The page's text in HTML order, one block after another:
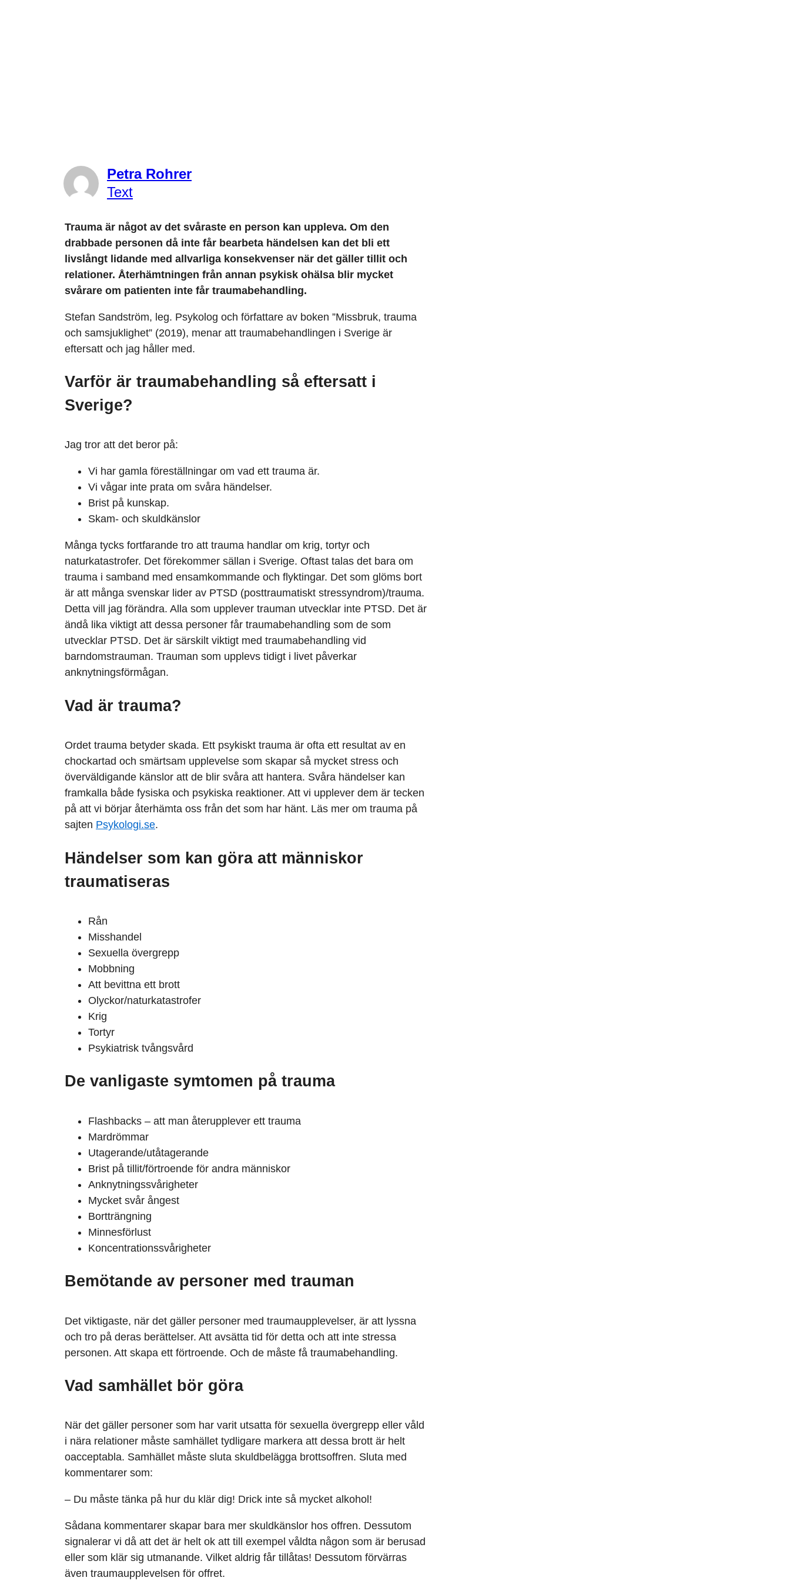
Petra Rohrer
Text
Trauma är något av det svåraste en person kan uppleva. Om den
drabbade personen då inte får bearbeta händelsen kan det bli ett
livslångt lidande med allvarliga konsekvenser när det gäller tillit och
relationer. Återhämtningen från annan psykisk ohälsa blir mycket
svårare om patienten inte får traumabehandling.
Stefan Sandström, leg. Psykolog och författare av boken ”Missbruk, trauma
och samsjuklighet” (2019), menar att traumabehandlingen i Sverige är
eftersatt och jag håller med.
Varför är traumabehandling så eftersatt i
Sverige?
Jag tror att det beror på:
Vi har gamla föreställningar om vad ett trauma är.
Vi vågar inte prata om svåra händelser.
Brist på kunskap.
Skam- och skuldkänslor
Många tycks fortfarande tro att trauma handlar om krig, tortyr och
naturkatastrofer. Det förekommer sällan i Sverige. Oftast talas det bara om
trauma i samband med ensamkommande och flyktingar. Det som glöms bort
är att många svenskar lider av PTSD (posttraumatiskt stressyndrom)/trauma.
Detta vill jag förändra. Alla som upplever trauman utvecklar inte PTSD. Det är
ändå lika viktigt att dessa personer får traumabehandling som de som
utvecklar PTSD. Det är särskilt viktigt med traumabehandling vid
barndomstrauman. Trauman som upplevs tidigt i livet påverkar
anknytningsförmågan.
Vad är trauma?
Ordet trauma betyder skada. Ett psykiskt trauma är ofta ett resultat av en
chockartad och smärtsam upplevelse som skapar så mycket stress och
överväldigande känslor att de blir svåra att hantera. Svåra händelser kan
framkalla både fysiska och psykiska reaktioner. Att vi upplever dem är tecken
på att vi börjar återhämta oss från det som har hänt. Läs mer om trauma på
sajten Psykologi.se.
Händelser som kan göra att människor
traumatiseras
Rån
Misshandel
Sexuella övergrepp
Mobbning
Att bevittna ett brott
Olyckor/naturkatastrofer
Krig
Tortyr
Psykiatrisk tvångsvård
De vanligaste symtomen på trauma
Flashbacks – att man återupplever ett trauma
Mardrömmar
Utagerande/utåtagerande
Brist på tillit/förtroende för andra människor
Anknytningssvårigheter
Mycket svår ångest
Bortträngning
Minnesförlust
Koncentrationssvårigheter
Bemötande av personer med trauman
Det viktigaste, när det gäller personer med traumaupplevelser, är att lyssna
och tro på deras berättelser. Att avsätta tid för detta och att inte stressa
personen. Att skapa ett förtroende. Och de måste få traumabehandling.
Vad samhället bör göra
När det gäller personer som har varit utsatta för sexuella övergrepp eller våld
i nära relationer måste samhället tydligare markera att dessa brott är helt
oacceptabla. Samhället måste sluta skuldbelägga brottsoffren. Sluta med
kommentarer som:
– Du måste tänka på hur du klär dig! Drick inte så mycket alkohol!
Sådana kommentarer skapar bara mer skuldkänslor hos offren. Dessutom
signalerar vi då att det är helt ok att till exempel våldta någon som är berusad
eller som klär sig utmanande. Vilket aldrig får tillåtas! Dessutom förvärras
även traumaupplevelsen för offret.